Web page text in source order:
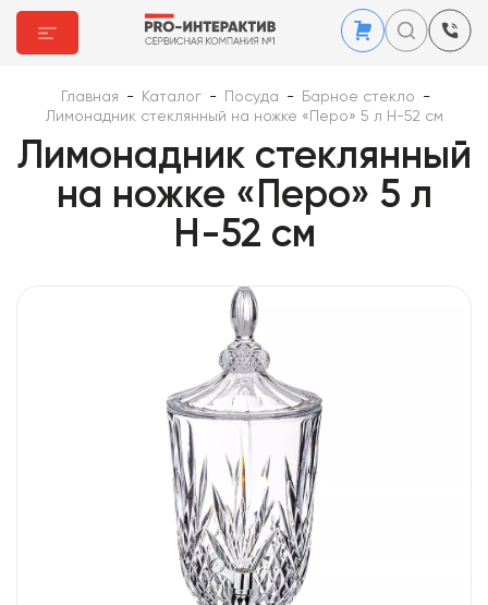
Главная - Каталог - Посуда - Барное стекло
-
Лимонадник стеклянный на ножке «Перо» 5 л Н-52 см
Лимонадник стеклянный
на ножке «Перо» 5 л
Н-52 см